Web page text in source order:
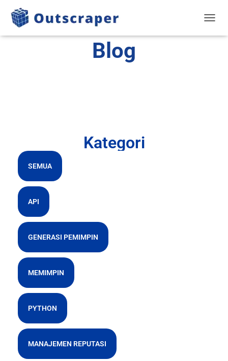
Blog
Kategori
SEMUA
API
GENERASI PEMIMPIN
MEMIMPIN
PYTHON
MANAJEMEN REPUTASI